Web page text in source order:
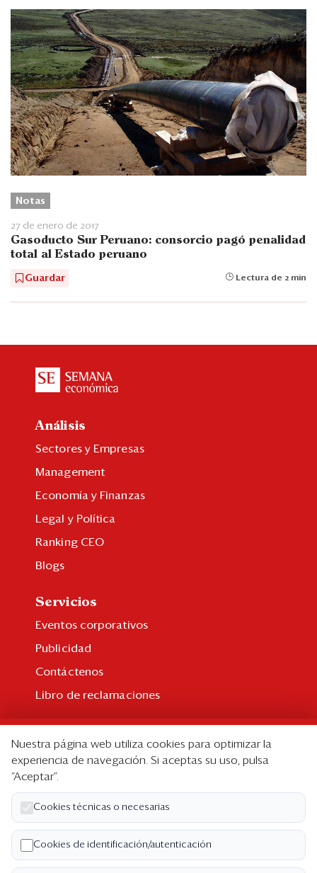
Notas
27 de enero de 2017
Gasoducto Sur Peruano: consorcio pagó penalidad
total al Estado peruano
Guardar Lectura de 2 min
Análisis
Sectores y Empresas
Management
Economía y Finanzas
Legal y Política
Ranking CEO
Blogs
Servicios
Eventos corporativos
Publicidad
Contáctenos
Libro de reclamaciones
Suscripción individual
Paquetes corporativos
Edición Impresa
Nosotros
Quiénes somos
Nuestra página web utiliza cookies para optimizar la
experiencia de navegación. Si aceptas su uso, pulsa
“Aceptar”.
Cookies técnicas o necesarias
Cookies de identificación/autenticación